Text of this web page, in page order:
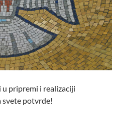
u pripremi i realizaciji
svete potvrde!